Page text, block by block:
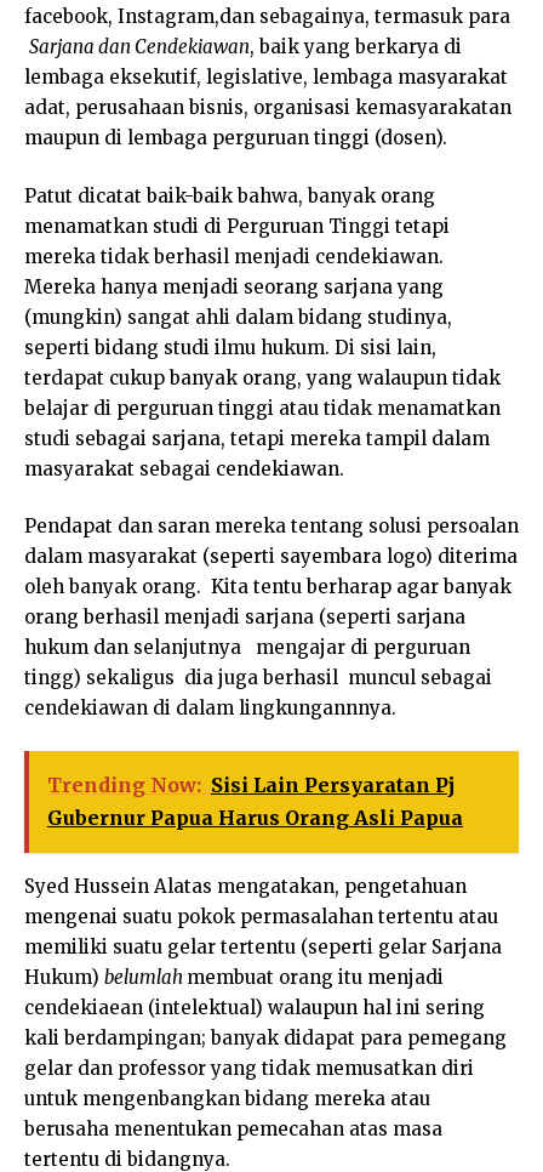
facebook, Instagram,dan sebagainya, termasuk para
Sarjana dan Cendekiawan, baik yang berkarya di
lembaga eksekutif, legislative, lembaga masyarakat
adat, perusahaan bisnis, organisasi kemasyarakatan
maupun di lembaga perguruan tinggi (dosen).
Patut dicatat baik-baik bahwa, banyak orang
menamatkan studi di Perguruan Tinggi tetapi
mereka tidak berhasil menjadi cendekiawan.
Mereka hanya menjadi seorang sarjana yang
(mungkin) sangat ahli dalam bidang studinya,
seperti bidang studi ilmu hukum. Di sisi lain,
terdapat cukup banyak orang, yang walaupun tidak
belajar di perguruan tinggi atau tidak menamatkan
studi sebagai sarjana, tetapi mereka tampil dalam
masyarakat sebagai cendekiawan.
Pendapat dan saran mereka tentang solusi persoalan
dalam masyarakat (seperti sayembara logo) diterima
oleh banyak orang. Kita tentu berharap agar banyak
orang berhasil menjadi sarjana (seperti sarjana
hukum dan selanjutnya mengajar di perguruan
tingg) sekaligus dia juga berhasil muncul sebagai
cendekiawan di dalam lingkungannnya.
Trending Now: Sisi Lain Persyaratan Pj
Gubernur Papua Harus Orang Asli Papua
Syed Hussein Alatas mengatakan, pengetahuan
mengenai suatu pokok permasalahan tertentu atau
memiliki suatu gelar tertentu (seperti gelar Sarjana
Hukum) belumlah membuat orang itu menjadi
cendekiaean (intelektual) walaupun hal ini sering
kali berdampingan; banyak didapat para pemegang
gelar dan professor yang tidak memusatkan diri
untuk mengenbangkan bidang mereka atau
berusaha menentukan pemecahan atas masa
tertentu di bidangnya.